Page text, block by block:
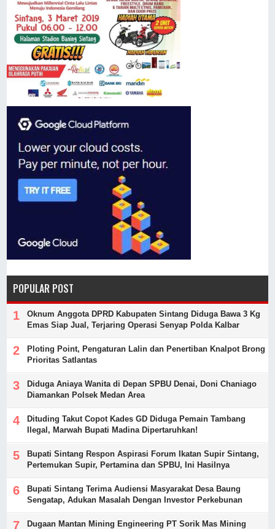
POPULAR POST
Oknum Anggota DPRD Kabupaten Sintang Diduga Bawa 3 Kg
Emas Siap Jual, Terjaring Operasi Senyap Polda Kalbar
Ploting Point, Pengaturan Lalin dan Penertiban Knalpot Brong
Prioritas Satlantas
Diduga Aniaya Wanita di Depan SPBU Denai, Doni Chaniago
Diamankan Polsek Medan Area
Dituding Takut Copot Kades GD Diduga Pemain Tambang
Ilegal, Marwah Bupati Madina Dipertaruhkan!
Bupati Sintang Respon Aspirasi Forum Ikatan Supir Sintang,
Pertemukan Supir, Pertamina dan SPBU, Ini Hasilnya
Bupati Sintang Terima Audiensi Masyarakat Desa Baung
Sengatap, Adukan Masalah Dengan Investor Perkebunan
Dugaan Mantan Mining Engineering PT Sorik Mas Mining